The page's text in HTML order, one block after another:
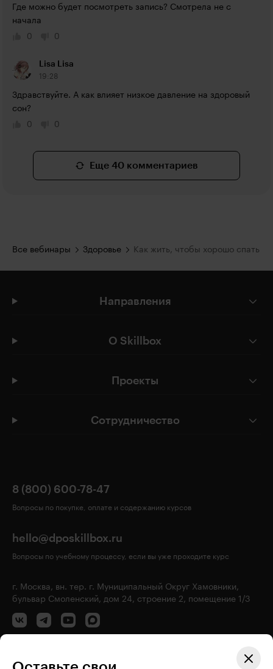
Где можно будет посмотреть запись? Смотрела не с
начала
0
0
Lisa Lisa
19:28
Здравствуйте. А как влияет низкое давление на здоровый
сон?
0
0
Еще 40 комментариев
Все вебинары Здоровье Как жить, чтобы хорошо спать
Направления
О Skillbox
Проекты
Сотрудничество
8 (800) 600-78-47
Вопросы по покупке, оплате и содержанию курсов
hello@dposkillbox.ru
Вопросы по учебному процессу, если вы уже проходите курс
г. Москва, вн. тер. г. Муниципальный Округ Хамовники,
бульвар Смоленский, дом 24, строение 2, помещение 1/3